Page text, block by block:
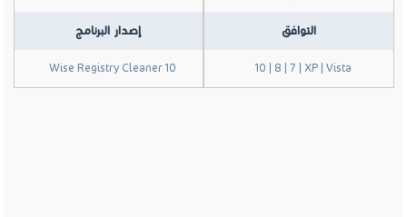
التوافق
10 | 8 | 7 | XP | Vista
إصدار البرنامج
Wise Registry Cleaner 10